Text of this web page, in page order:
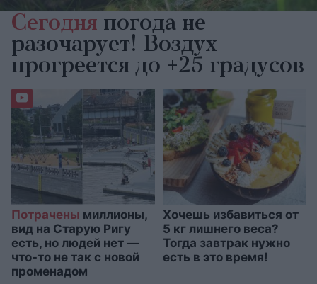
Сегодня погода не
разочарует! Воздух
прогреется до +25 градусов
Потрачены миллионы,
вид на Старую Ригу
есть, но людей нет —
что-то не так с новой
променадом
Хочешь избавиться от
5 кг лишнего веса?
Тогда завтрак нужно
есть в это время!